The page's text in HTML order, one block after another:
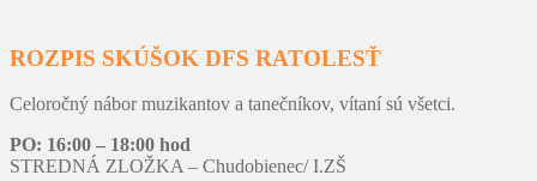
ROZPIS SKÚŠOK DFS RATOLESŤ
Celoročný nábor muzikantov a tanečníkov, vítaní sú všetci.
PO: 16:00 – 18:00 hod
STREDNÁ ZLOŽKA – Chudobienec/ I.ZŠ